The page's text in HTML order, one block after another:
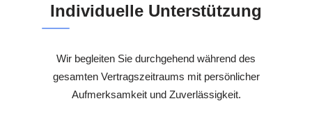
Individuelle Unterstützung
Wir begleiten Sie durchgehend während des
gesamten Vertragszeitraums mit persönlicher
Aufmerksamkeit und Zuverlässigkeit.